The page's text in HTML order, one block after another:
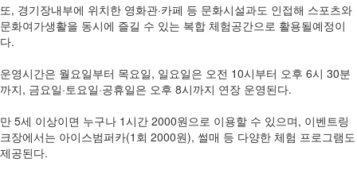
또, 경기장내부에 위치한 영화관·카페 등 문화시설과도 인접해 스포츠와
문화여가생활을 동시에 즐길 수 있는 복합 체험공간으로 활용될예정이
다.
운영시간은 월요일부터 목요일, 일요일은 오전 10시부터 오후 6시 30분
까지, 금요일·토요일·공휴일은 오후 8시까지 연장 운영된다.
만 5세 이상이면 누구나 1시간 2000원으로 이용할 수 있으며, 이벤트링
크장에서는 아이스범퍼카(1회 2000원), 썰매 등 다양한 체험 프로그램도
제공된다.